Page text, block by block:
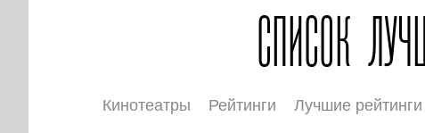
СПИСОК
Кинотеатры Рейтинги Лучшие